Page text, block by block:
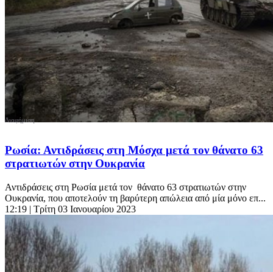
Ρωσία: Αντιδράσεις στη Μόσχα μετά τον θάνατο 63
στρατιωτών στην Ουκρανία
Αντιδράσεις στη Ρωσία μετά τον θάνατο 63 στρατιωτών στην
Ουκρανία, που αποτελούν τη βαρύτερη απώλεια από μία μόνο επ...
12:19 | Τρίτη 03 Ιανουαρίου 2023